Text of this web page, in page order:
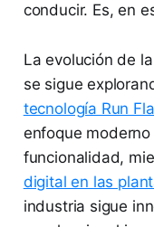
conducir. Es, en
La evolución de
se sigue
tecnología Run
enfoque
funcionalidad,
digital en las
industria sigue